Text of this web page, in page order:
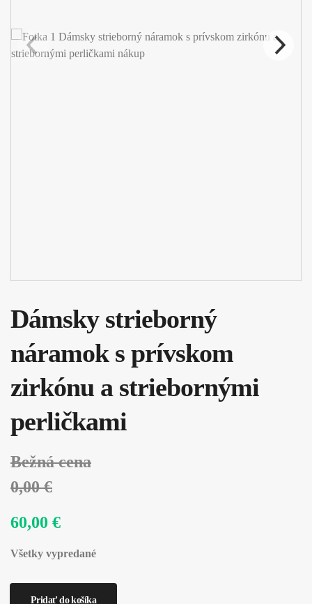
Dámsky strieborný
náramok s prívskom
zirkónu a striebornými
perličkami
Bežná cena
0,00 €
60,00 €
Všetky vypredané